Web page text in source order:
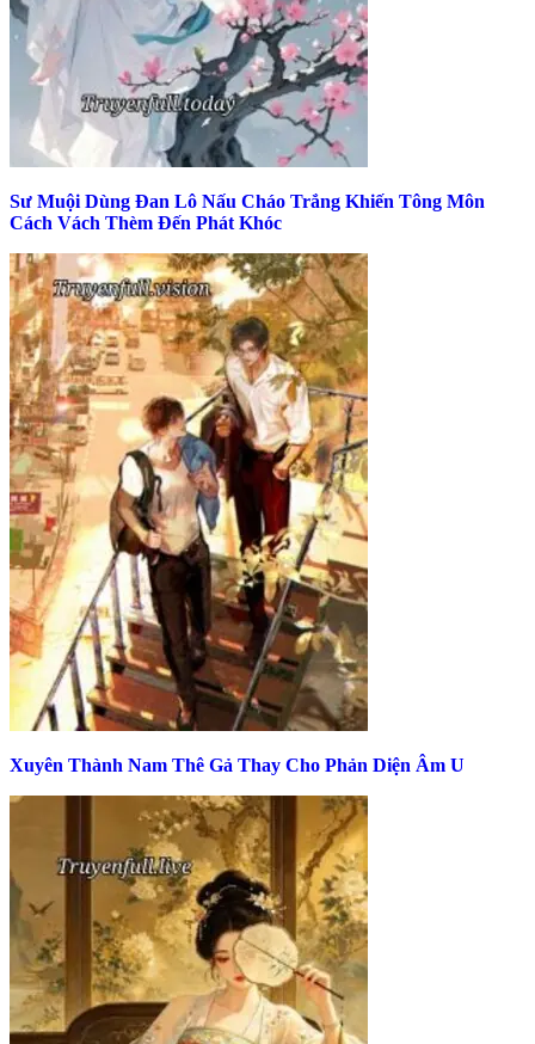
Sư Muội Dùng Đan Lô Nấu Cháo Trắng Khiến Tông Môn
Cách Vách Thèm Đến Phát Khóc
Xuyên Thành Nam Thê Gả Thay Cho Phản Diện Âm U